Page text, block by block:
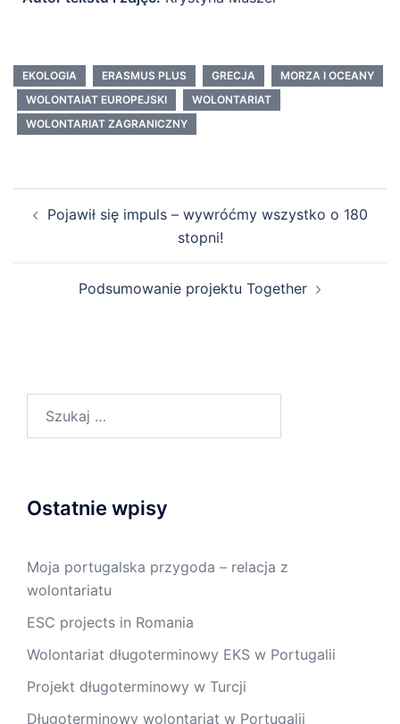
EKOLOGIA ERASMUS PLUS GRECJA
MORZA I OCEANY
WOLONTAIAT EUROPEJSKI
WOLONTARIAT
WOLONTARIAT ZAGRANICZNY
Pojawił się impuls – wywróćmy wszystko o 180
stopni!
Podsumowanie projektu Together
Ostatnie wpisy
Moja portugalska przygoda – relacja z
wolontariatu
ESC projects in Romania
Wolontariat długoterminowy EKS w Portugalii
Projekt długoterminowy w Turcji
Długoterminowy wolontariat w Portugalii